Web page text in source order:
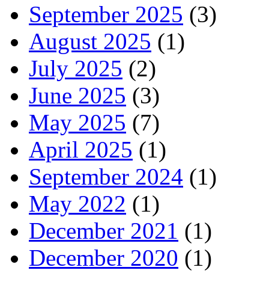
September 2025 (3)
August 2025 (1)
July 2025 (2)
June 2025 (3)
May 2025 (7)
April 2025 (1)
September 2024 (1)
May 2022 (1)
December 2021 (1)
December 2020 (1)